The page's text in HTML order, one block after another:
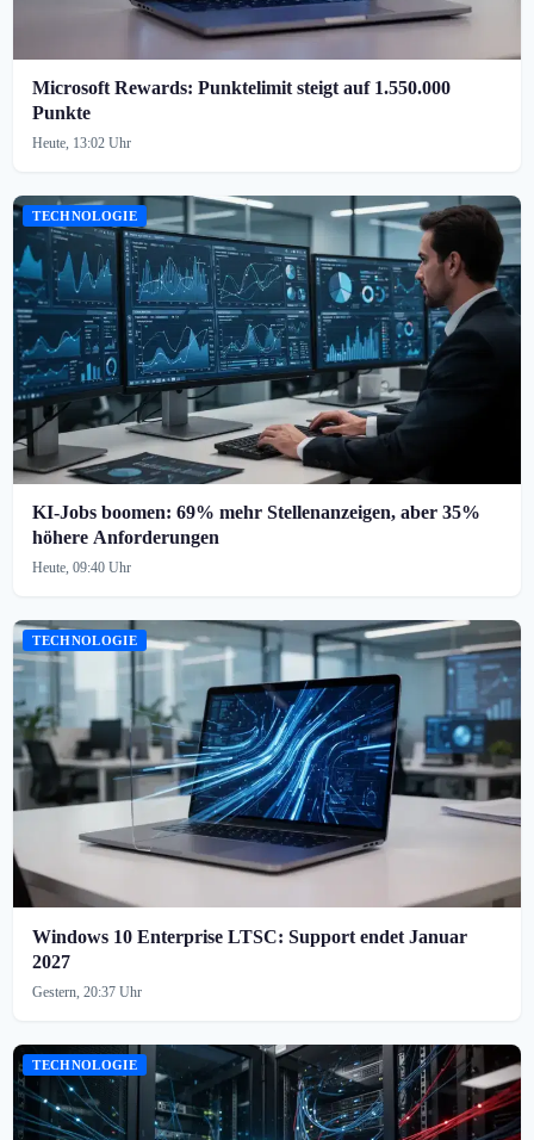
Microsoft Rewards: Punktelimit steigt auf 1.550.000
Punkte
Heute, 13:02 Uhr
TECHNOLOGIE
KI-Jobs boomen: 69% mehr Stellenanzeigen, aber 35%
höhere Anforderungen
Heute, 09:40 Uhr
TECHNOLOGIE
Windows 10 Enterprise LTSC: Support endet Januar
2027
Gestern, 20:37 Uhr
TECHNOLOGIE